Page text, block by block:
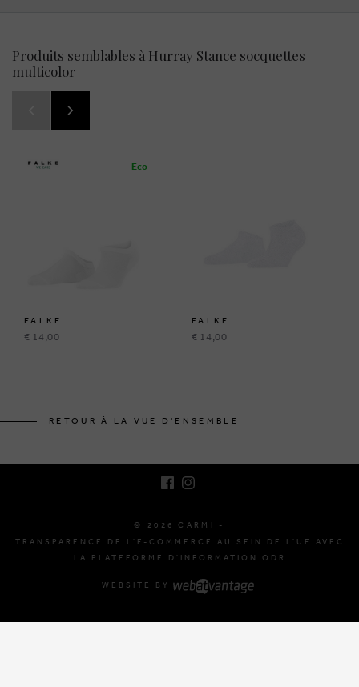
Produits semblables à Hurray Stance socquettes
multicolor
Eco
FALKE
€ 14,00
FALKE
€ 14,00
RETOUR À LA VUE D'ENSEMBLE
© 2026 CARMI -
TRANSPARENCE DE L'E-COMMERCE AU SEIN DE L'UE AVEC
LA PLATEFORME D'INFORMATION ODR
WEBSITE BY